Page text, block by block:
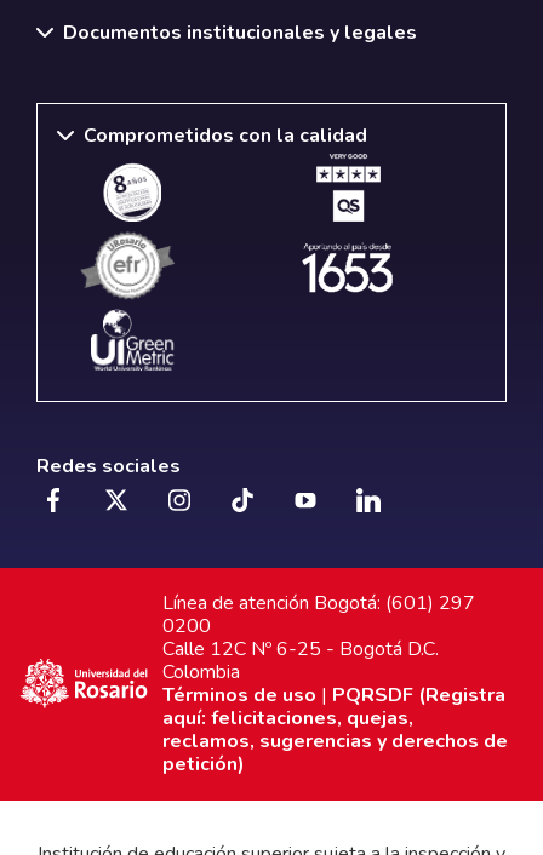
Documentos institucionales y legales
Comprometidos con la calidad
Redes sociales
Línea de atención Bogotá: (601) 297
0200
Calle 12C Nº 6-25 - Bogotá D.C.
Colombia
Términos de uso | PQRSDF (Registra
aquí: felicitaciones, quejas,
reclamos, sugerencias y derechos de
petición)